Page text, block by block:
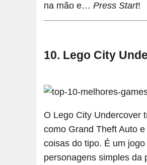
na mão e… Press Start!
10. Lego City
O Lego City Undercover
como Grand Theft Auto
coisas do tipo. É um
personagens simples da